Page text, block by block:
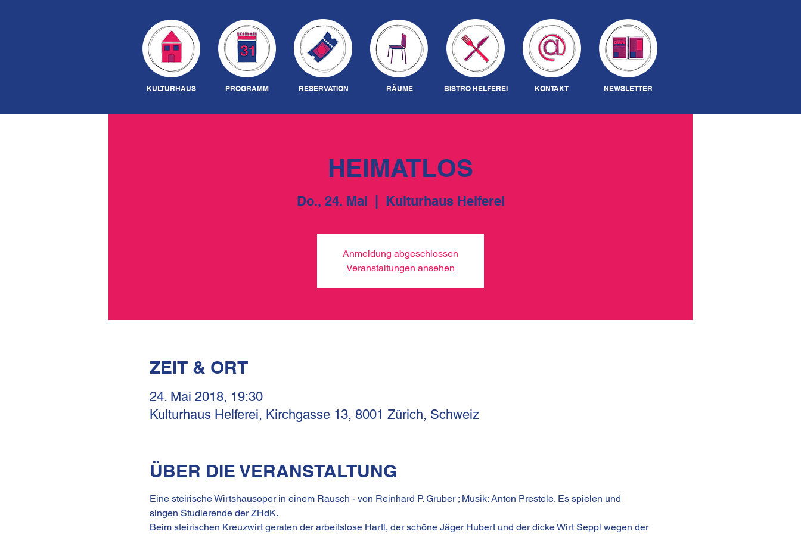
HEIMATLOS
Do., 24. Mai
  |
Kulturhaus Helferei
Anmeldung abgeschlossen
Veranstaltungen ansehen
ZEIT & ORT
24. Mai 2018, 19:30
Kulturhaus Helferei, Kirchgasse 13, 8001 Zürich, Schweiz
ÜBER DIE VERANSTALTUNG
Eine steirische Wirtshausoper in einem Rausch - von Reinhard P. Gruber ; Musik: Anton Prestele. Es spielen und
singen Studierende der ZHdK.
Beim steirischen Kreuzwirt geraten der arbeitslose Hartl, der schöne Jäger Hubert und der dicke Wirt Seppl wegen der
KULTURHAUS PROGRAMM RESERVATION RÄUME BISTRO HELFEREI KONTAKT NEWSLETTER